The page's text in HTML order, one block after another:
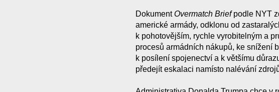
DokumentOvermatch Briefpodle NYT
americké armády, odklonu od
k pohotovějším, rychle vyrobitelným a
procesů armádních nákupů, ke snížení
k posílení spojenectví a k většímu
předejít eskalaci namísto nalévání